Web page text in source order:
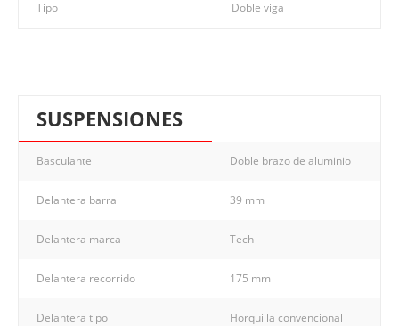
Tipo Doble viga
SUSPENSIONES
Basculante Doble brazo de aluminio
Delantera barra 39 mm
Delantera marca Tech
Delantera recorrido 175 mm
Delantera tipo Horquilla convencional